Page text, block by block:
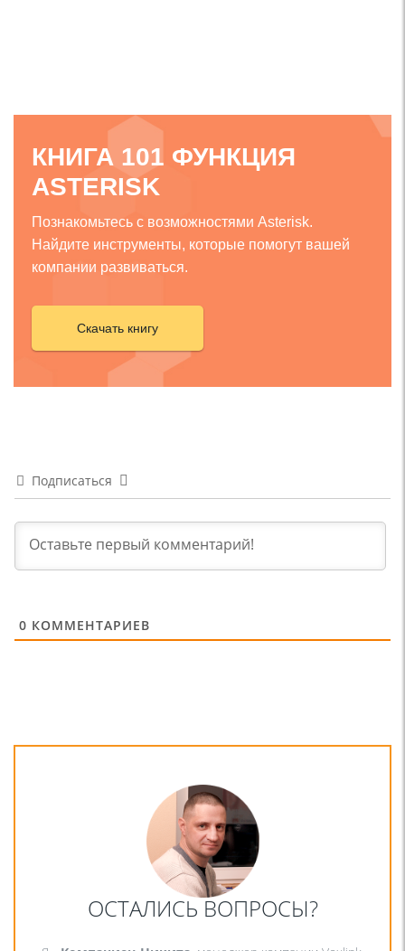
КНИГА 101 ФУНКЦИЯ
ASTERISK
Познакомьтесь с возможностями Asterisk.
Найдите инструменты, которые помогут вашей
компании развиваться.
Скачать книгу
Подписаться
0 КОММЕНТАРИЕВ
ОСТАЛИСЬ ВОПРОСЫ?